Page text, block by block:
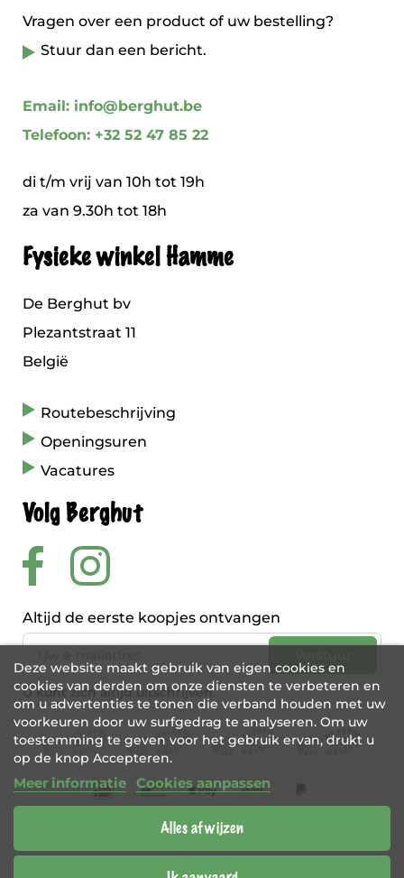
Vragen over een product of uw bestelling?
Stuur dan een bericht.
Email: info@berghut.be
Telefoon: +32 52 47 85 22
di t/m vrij van 10h tot 19h
za van 9.30h tot 18h
Fysieke winkel Hamme
De Berghut bv
Plezantstraat 11
België
Routebeschrijving
Openingsuren
Vacatures
Volg Berghut
Altijd de eerste koopjes ontvangen
U kunt zich altijd uitschrijven
Deze website maakt gebruik van eigen cookies en
cookies van derden om onze diensten te verbeteren en
om u advertenties te tonen die verband houden met uw
voorkeuren door uw surfgedrag te analyseren. Om uw
toestemming te geven voor het gebruik ervan, drukt u
op de knop Accepteren.
Meer informatie Cookies aanpassen
Alles afwijzen
BE 0456 421 721